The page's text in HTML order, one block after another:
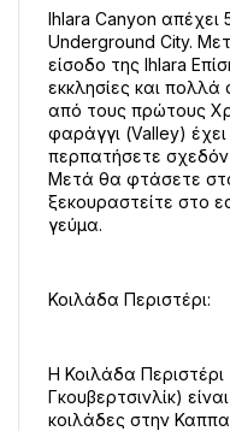
Ihlara Canyon απέχει
Underground City.
είσοδο της Ihlara
εκκλησίες και πολλά
από τους πρώτους
φαράγγι (Valley)
περπατήσετε σχεδόν
Μετά θα φτάσετε
ξεκουραστείτε στο
γεύμα.
Κοιλάδα Περιστέρι:
Η Κοιλάδα
Γκουβερτσινλίκ)
κοιλάδες στην